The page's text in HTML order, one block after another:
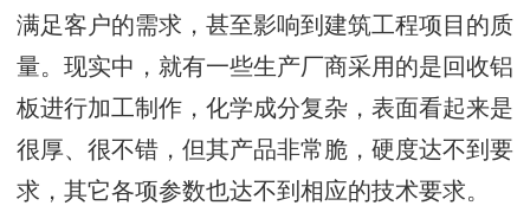
满足客户的需求，甚至影响到建筑工程项目的质
量。现实中，就有一些生产厂商采用的是回收铝
板进行加工制作，化学成分复杂，表面看起来是
很厚、很不错，但其产品非常脆，硬度达不到要
求，其它各项参数也达不到相应的技术要求。